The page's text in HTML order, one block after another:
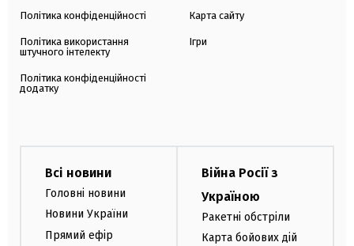
Політика конфіденційності
Політика використання
штучного інтелекту
Політика конфіденційності
додатку
Карта сайту
Ігри
Всі новини
Головні новини
Новини України
Прямий ефір
Війна Росії з
Україною
Ракетні обстріли
Карта бойових дій